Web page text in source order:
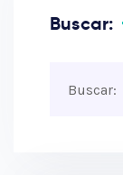
Buscar: